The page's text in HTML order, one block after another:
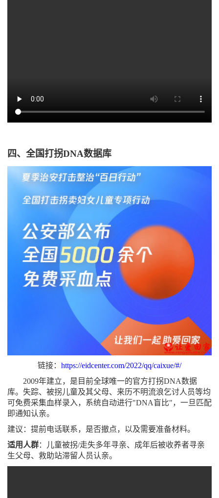
四、全国打拐DNA数据库
链接： https://eidcenter.com/2022/qq/caixue/#/
2009年建立，是目前全球唯一的官方打拐DNA数据
库。失踪、 被拐儿童及其父母、来历不明流浪乞讨人员等均
可免费采集血样录入，系统自动进行"DNA盲比"，一旦匹配
即通知认亲。
建议：提前电话联系，是否撤点，以及需要准备材料。
适用 人群：儿童被拐/走失多年寻亲、成年后被收养者寻亲
生父母、救助站滞留人员认亲。